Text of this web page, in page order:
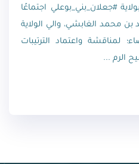
#جعلان_بني_بوعلي اجتماعًا
محمد الغابشي، والي الولاية
لمناقشة واعتماد الترتيبات
الرم ...